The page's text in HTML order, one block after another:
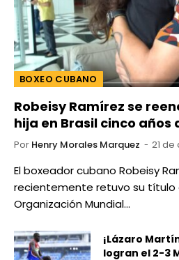
BOXEO CUBANO
Robeisy Ramírez se
hija en Brasil cinco años
Por Henry Morales Marquez 21
El boxeador cubano Robeisy
recientemente retuvo su título
Organización Mundial…
¡Lázaro
logran el 2-3